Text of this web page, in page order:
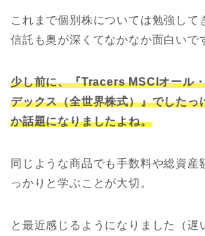
これまで個別株については勉強して
信託も奥が深くてなかなか面白いで
少し前に、『Tracers MSCIオール
デックス（全世界株式）』でしたっ
か話題になりましたよね。
同じような商品でも手数料や総資産
っかりと学ぶことが大切。
と最近感じるようになりました（